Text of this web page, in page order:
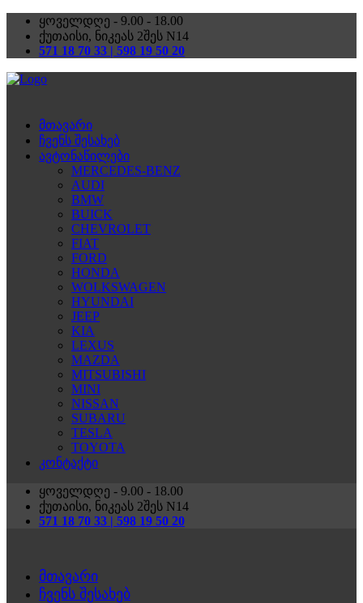
ყოველდღე - 9.00 - 18.00
ქუთაისი, ნიკეას 2შეს N14
571 18 70 33 | 598 19 50 20
მთავარი
ჩვენს შესახებ
ავტონაწილები
MERCEDES-BENZ
AUDI
BMW
BUICK
CHEVROLET
FIAT
FORD
HONDA
WOLKSWAGEN
HYUNDAI
JEEP
KIA
LEXUS
MAZDA
MITSUBISHI
MINI
NISSAN
SUBARU
TESLA
TOYOTA
კონტაქტი
ყოველდღე - 9.00 - 18.00
ქუთაისი, ნიკეას 2შეს N14
571 18 70 33 | 598 19 50 20
მთავარი
ჩვენს შესახებ